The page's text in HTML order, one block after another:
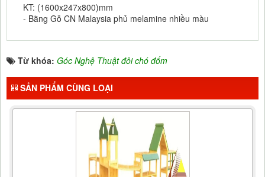
KT: (1600x247x800)mm
- Bằng Gỗ CN Malaysia phủ melamine nhiều màu
Từ khóa: Góc Nghệ Thuật đôi chó đốm
SẢN PHẨM CÙNG LOẠI